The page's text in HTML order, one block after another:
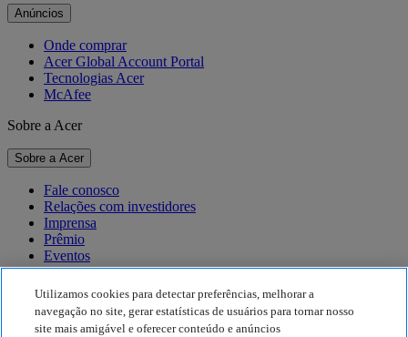
Anúncios
Onde comprar
Acer Global Account Portal
Tecnologias Acer
McAfee
Sobre a Acer
Sobre a Acer
Fale conosco
Relações com investidores
Imprensa
Prêmio
Eventos
Sustentabilidade
Sustentabilidade
Utilizamos cookies para detectar preferências, melhorar a
navegação no site, gerar estatísticas de usuários para tornar nosso
site mais amigável e oferecer conteúdo e anúncios